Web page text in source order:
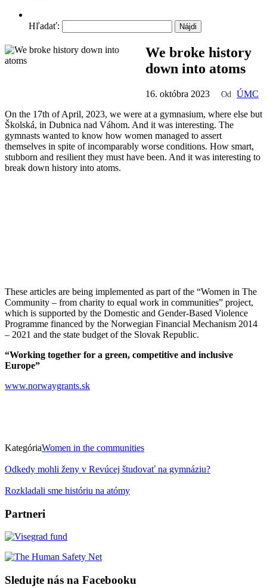
Hľadať:
We broke history
down into atoms
16. októbra 2023 Od
ÚMC
On the 17th of April, 2023, we were at a gymnasium, where else but
Školská, in Dubnica nad Váhom. And it was interesting. The
gymnasts wanted to know how women managed to assert
themselves in spite of incomparably worse conditions. How smart,
stubborn and resilient they must have been. And it was interesting to
break down history into atoms.
These articles are being implemented as part of the “Women in The
Community – from charity to equal work in communities” project,
which is supported by the Domestic and Gender-Based Violence
Programme financed by the Norwegian Financial Mechanism 2014
– 2021 and the state budget of the Slovak Republic.
“Working together for a green, competitive and inclusive
Europe”
www.norwaygrants.sk
KategóriaWomen in the communities
Odkedy mohli ženy v Revúcej študovať na gymnáziu?
Rozkladali sme históriu na atómy
Partneri
Sledujte nás na Facebooku